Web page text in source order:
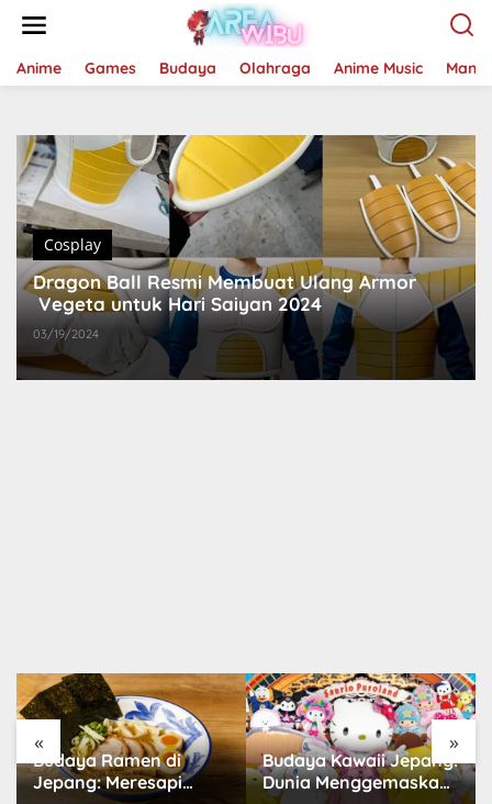
Anime Games Budaya Olahraga Anime Music
Cosplay
Dragon Ball Resmi Membuat Ulang Armor
Vegeta untuk Hari Saiyan 2024
03/19/2024
« »
Budaya Ramen di
Jepang: Meresapi
Budaya Kawaii Jepang:
Dunia Menggemaskan